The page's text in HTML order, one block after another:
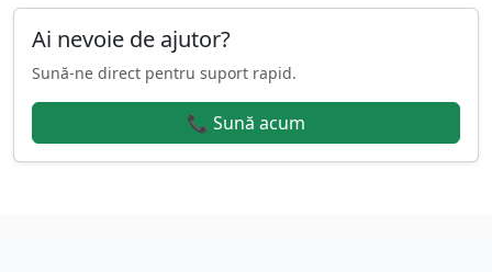
Ai nevoie de ajutor?
Sună-ne direct pentru suport rapid.
📞 Sună acum